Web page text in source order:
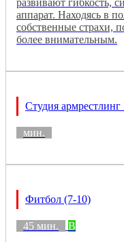
аппарат. Находясь в
собственные страхи,
более внимательным.
Студия
мин.
Фитбол (7-10)
45 мин.
B